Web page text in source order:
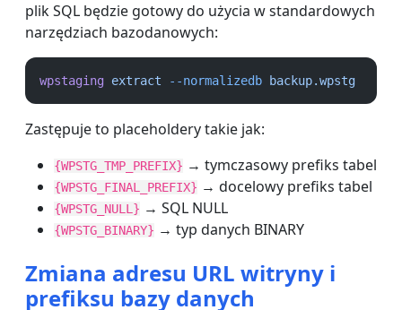
plik SQL będzie gotowy do użycia w standardowych
narzędziach bazodanowych:
wpstaging extract --normalizedb backup.wpstg
Zastępuje to placeholdery takie jak:
{WPSTG_TMP_PREFIX} → tymczasowy prefiks tabel
{WPSTG_FINAL_PREFIX} → docelowy prefiks tabel
{WPSTG_NULL} → SQL NULL
{WPSTG_BINARY} → typ danych BINARY
Zmiana adresu URL witryny i
prefiksu bazy danych